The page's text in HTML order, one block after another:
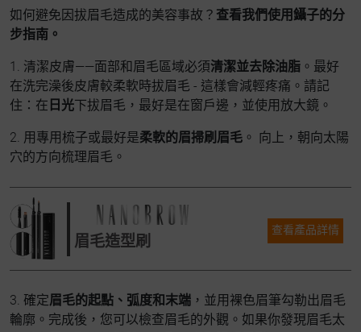
如何避免因拔眉毛造成的美容事故？ 查看我們使用鑷子的分
步指南。
1. 清潔皮膚——面部和眉毛區域必須清潔並去除油脂 。最好
在洗完澡後皮膚較柔軟時拔眉毛 - 這樣會減輕疼痛。請記
住：在 日光下拔眉毛，最好是在窗戶邊，並使用放大鏡。
2. 用專用梳子或最好是柔軟的眉掃刷眉毛 。 向上，朝向太陽
穴的方向梳理眉毛。
眉毛造型刷
查看產品詳情
3. 確定眉毛的起點、弧度和末端 ，並用裸色眉筆勾勒出眉毛
輪廓。完成後，您可以檢查眉毛的外觀。如果你發現眉毛太